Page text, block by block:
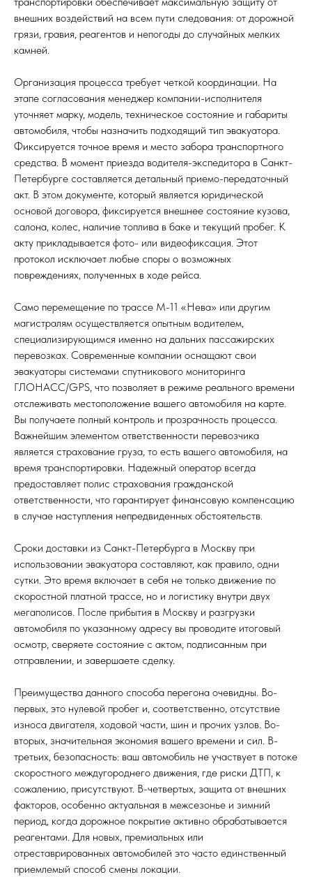
внешних воздействий на всем пути следования: от дорожной
грязи, гравия, реагентов и непогоды до случайных мелких
камней.
Организация процесса требует четкой координации. На
этапе согласования менеджер компании-исполнителя
уточняет марку, модель, техническое состояние и габариты
автомобиля, чтобы назначить подходящий тип эвакуатора.
Фиксируется точное время и место забора транспортного
средства. В момент приезда водителя-экспедитора в Санкт-
Петербурге составляется детальный приемо-передаточный
акт. В этом документе, который является юридической
основой договора, фиксируется внешнее состояние кузова,
салона, колес, наличие топлива в баке и текущий пробег. К
акту прикладывается фото- или видеофиксация. Этот
протокол исключает любые споры о возможных
повреждениях, полученных в ходе рейса.
Само перемещение по трассе М-11 «Нева» или другим
магистралям осуществляется опытным водителем,
специализирующимся именно на дальних пассажирских
перевозках. Современные компании оснащают свои
эвакуаторы системами спутникового мониторинга
ГЛОНАСС/GPS, что позволяет в режиме реального времени
отслеживать местоположение вашего автомобиля на карте.
Вы получаете полный контроль и прозрачность процесса.
Важнейшим элементом ответственности перевозчика
является страхование груза, то есть вашего автомобиля, на
время транспортировки. Надежный оператор всегда
предоставляет полис страхования гражданской
ответственности, что гарантирует финансовую компенсацию
в случае наступления непредвиденных обстоятельств.
Сроки доставки из Санкт-Петербурга в Москву при
использовании эвакуатора составляют, как правило, одни
сутки. Это время включает в себя не только движение по
скоростной платной трассе, но и логистику внутри двух
мегаполисов. После прибытия в Москву и разгрузки
автомобиля по указанному адресу вы проводите итоговый
осмотр, сверяете состояние с актом, подписанным при
отправлении, и завершаете сделку.
Преимущества данного способа перегона очевидны. Во-
первых, это нулевой пробег и, соответственно, отсутствие
износа двигателя, ходовой части, шин и прочих узлов. Во-
вторых, значительная экономия вашего времени и сил. В-
третьих, безопасность: ваш автомобиль не участвует в потоке
скоростного междугороднего движения, где риски ДТП, к
сожалению, присутствуют. В-четвертых, защита от внешних
факторов, особенно актуальная в межсезонье и зимний
период, когда дорожное покрытие активно обрабатывается
реагентами. Для новых, премиальных или
отреставрированных автомобилей это часто единственный
приемлемый способ смены локации.